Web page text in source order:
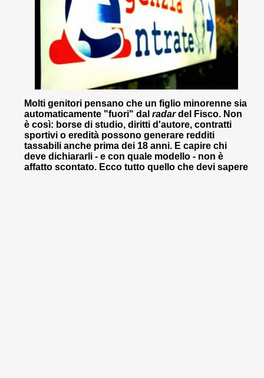
Molti genitori pensano che un figlio minorenne sia
automaticamente "fuori" dal radardel Fisco. Non
è così: borse di studio, diritti d'autore, contratti
sportivi o eredità possono generare redditi
tassabili anche prima dei 18 anni. E capire chi
deve dichiararli - e con quale modello - non è
affatto scontato. Ecco tutto quello che devi sapere